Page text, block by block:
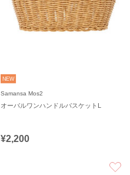
NEW
Samansa Mos2
オーバルワンハンドルバスケットL
¥2,200